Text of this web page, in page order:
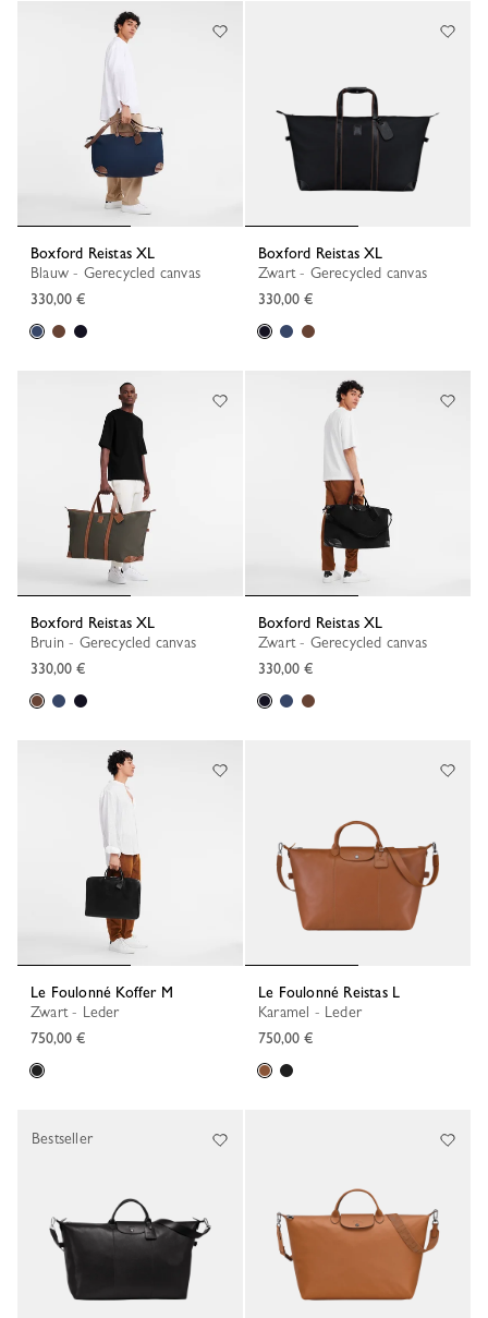
Boxford Reistas XL
Blauw - Gerecycled canvas
330,00 €
Boxford Reistas XL
Zwart - Gerecycled canvas
330,00 €
Boxford Reistas XL
Bruin - Gerecycled canvas
330,00 €
Boxford Reistas XL
Zwart - Gerecycled canvas
330,00 €
Le Foulonné Koffer M
Zwart - Leder
750,00 €
Le Foulonné Reistas L
Karamel - Leder
750,00 €
Bestseller